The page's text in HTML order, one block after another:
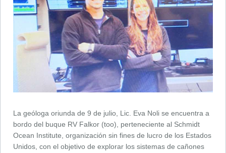
La geóloga oriunda de 9 de julio, Lic. Eva Noli se encuentra a
bordo del buque RV Falkor (too), perteneciente al Schmidt
Ocean Institute, organización sin fines de lucro de los Estados
Unidos, con el objetivo de explorar los sistemas de cañones